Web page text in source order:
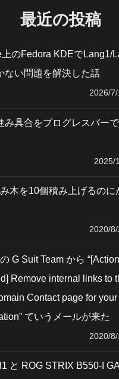
最近の投稿
のFedora KDEでLang1/
ない問題を解決した話
2026/
み具合をプログレスバー
2025/
木を10個積み上げるのに
2020/
G Suit Team から “[Action
Remove internal links to
Contact page for your
ていうメールが来た
2020/
と ROG STRIX B550-I